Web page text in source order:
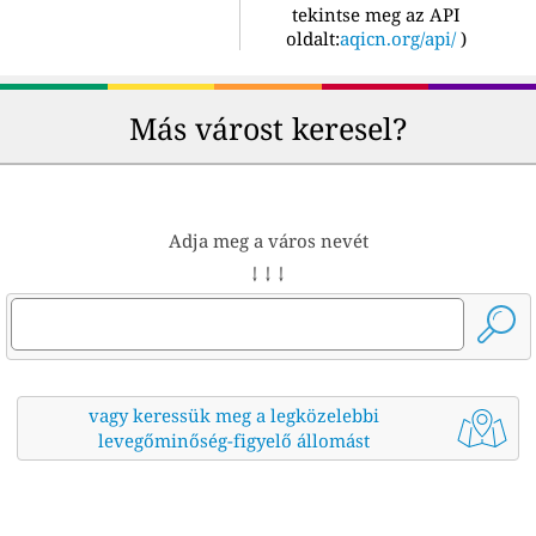
tekintse meg az API
oldalt:aqicn.org/api/ )
Más várost keresel?
Adja meg a város nevét
↓ ↓ ↓
vagy keressük meg a legközelebbi
levegőminőség-figyelő állomást